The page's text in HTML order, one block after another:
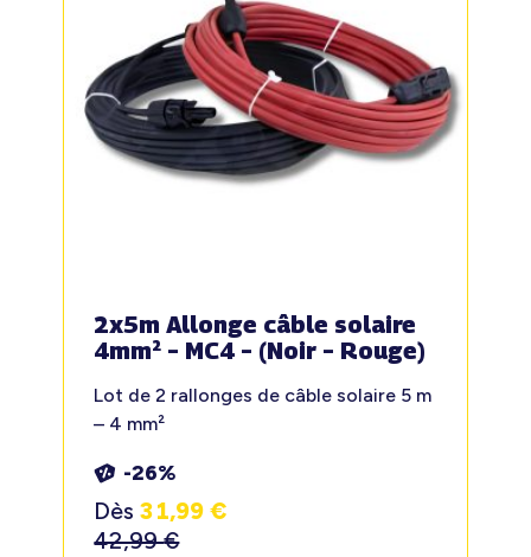
2x5m Allonge câble solaire
4mm² – MC4 – (Noir – Rouge)
Lot de 2 rallonges de câble solaire 5 m
– 4 mm²
-26%
Dès 31,99€
42,99€